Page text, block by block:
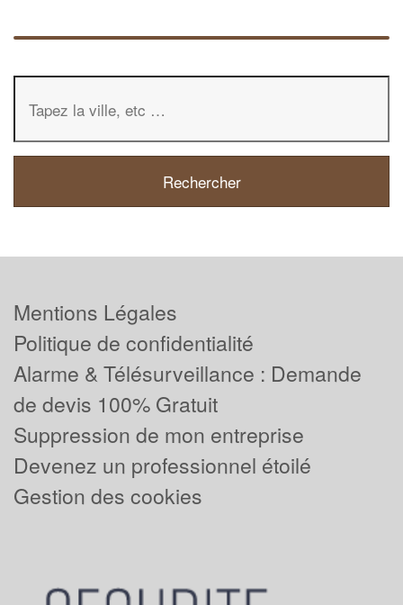
Mentions Légales
Politique de confidentialité
Alarme & Télésurveillance : Demande
de devis 100% Gratuit
Suppression de mon entreprise
Devenez un professionnel étoilé
Gestion des cookies